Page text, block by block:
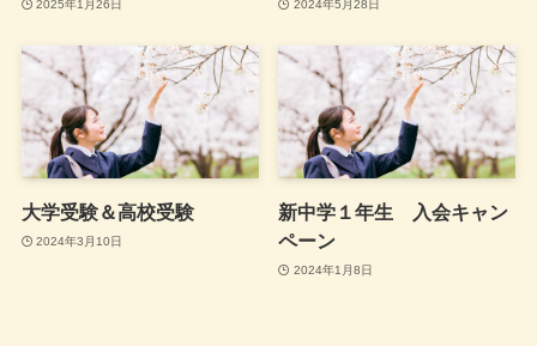
2025年1月26日 2024年5月28日
大学受験＆高校受験
2024年3月10日
新中学１年生 入会キャン
ペーン
2024年1月8日